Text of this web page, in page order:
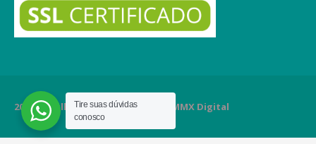
2020 Orgulhosamente criado por MMX Digital
Tire suas dúvidas
conosco